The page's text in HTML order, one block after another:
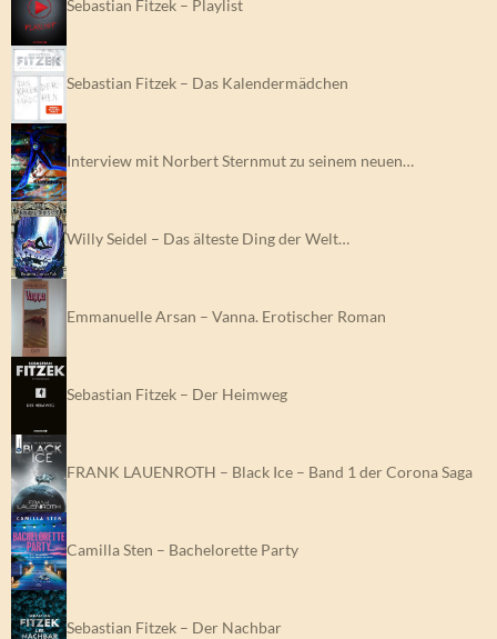
Sebastian Fitzek – Playlist
Sebastian Fitzek – Das Kalendermädchen
Interview mit Norbert Sternmut zu seinem neuen…
Willy Seidel – Das älteste Ding der Welt…
Emmanuelle Arsan – Vanna. Erotischer Roman
Sebastian Fitzek – Der Heimweg
FRANK LAUENROTH – Black Ice – Band 1 der Corona Saga
Camilla Sten – Bachelorette Party
Sebastian Fitzek – Der Nachbar